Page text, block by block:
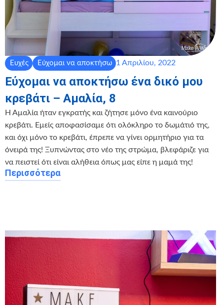
Ευχές Εύχομαι να αποκτήσω 1 Απριλίου, 2022
Εύχομαι να αποκτήσω ένα δικό μου
κρεβάτι – Αμαλία, 8
Η Αμαλία ήταν εγκρατής και ζήτησε μόνο ένα καινούριο
κρεβάτι. Εμείς αποφασίσαμε ότι ολόκληρο το δωμάτιό της,
και όχι μόνο το κρεβάτι, έπρεπε να γίνει ορμητήριο για τα
όνειρά της! Ξυπνώντας στο νέο της στρώμα, βλεφάριζε για
να πειστεί ότι είναι αλήθεια όπως μας είπε η μαμά της!
Περισσότερα